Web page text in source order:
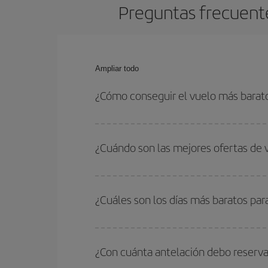
Preguntas
Ampliar todo
¿Cómo conseguir el vuelo más
las fechas y horarios de ida y vuelta.
¿Cuándo son las mejores ofertas
periodos de vacaciones escolares son
precios encontrarás.
¿Cuáles son los días más baratos
quieres ir y en qué fechas habías pensado
para que puedas encontrar la mejor oferta.
¿Con cuánta antelación debo